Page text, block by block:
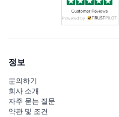
정보
문의하기
회사 소개
자주 묻는 질문
약관 및 조건